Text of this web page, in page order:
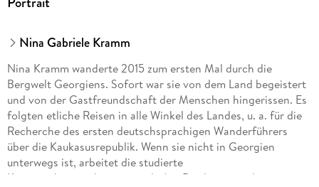
Nina Gabriele Kramm
Nina Kramm wanderte 2015 zum ersten Mal durch die
Bergwelt Georgiens. Sofort war sie von dem Land begeistert
und von der Gastfreundschaft der Menschen hingerissen. Es
folgten etliche Reisen in alle Winkel des Landes, u. a. für die
Recherche des ersten deutschsprachigen Wanderführers
über die Kaukasusrepublik. Wenn sie nicht in Georgien
unterwegs ist, arbeitet die studierte
Kommunikationsdesignerin als Art-Direktorin und